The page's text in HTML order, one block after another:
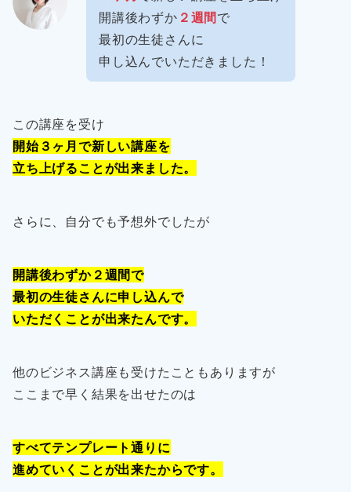
開講後わずか ２週間 で
最初の生徒さんに
申し込んでいただきました！
この講座を受け
開始３ヶ月で新しい講座を
立ち上げることが出来ました。
さらに、自分でも予想外でしたが
開講後わずか２週間で
最初の生徒さんに申し込んで
いただくことが出来たんです。
他のビジネス講座も受けたこともありますが
ここまで早く結果を出せたのは
すべてテンプレート通りに
進めていくことが出来たからです。